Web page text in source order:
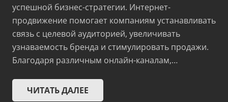
успешной бизнес-стратегии. Интернет-
продвижение помогает компаниям устанавливать
связь с целевой аудиторией, увеличивать
узнаваемость бренда и стимулировать продажи.
Благодаря различным онлайн-каналам,…
ЧИТАТЬ ДАЛЕЕ